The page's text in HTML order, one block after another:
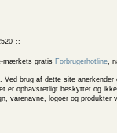
mærkets gratis Forbrugerhotline,
brug af dette site
er ophavsretligt beskyttet og
varenavne, logoer og